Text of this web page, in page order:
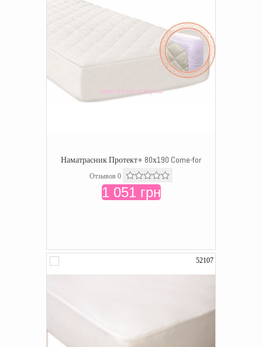
Наматрасник Протект+ 80х190 Come-for
Отзывов 0
1 051 грн
52107